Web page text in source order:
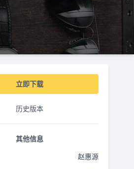
立即下载
历史版本
其他信息
赵惠源